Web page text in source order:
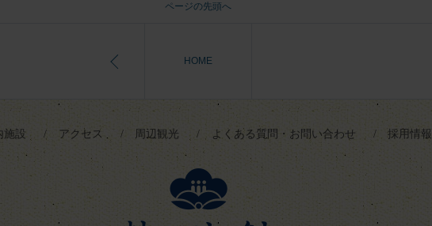
ページの先頭へ
HOME
施設 アクセス 周辺観光 よくある質問・お問い合わせ 採用情報